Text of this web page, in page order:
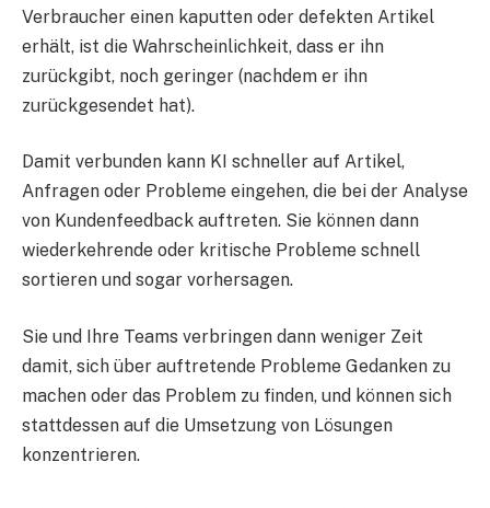
Verbraucher einen kaputten oder defekten Artikel
erhält, ist die Wahrscheinlichkeit, dass er ihn
zurückgibt, noch geringer (nachdem er ihn
zurückgesendet hat).
Damit verbunden kann KI schneller auf Artikel,
Anfragen oder Probleme eingehen, die bei der Analyse
von Kundenfeedback auftreten. Sie können dann
wiederkehrende oder kritische Probleme schnell
sortieren und sogar vorhersagen.
Sie und Ihre Teams verbringen dann weniger Zeit
damit, sich über auftretende Probleme Gedanken zu
machen oder das Problem zu finden, und können sich
stattdessen auf die Umsetzung von Lösungen
konzentrieren.